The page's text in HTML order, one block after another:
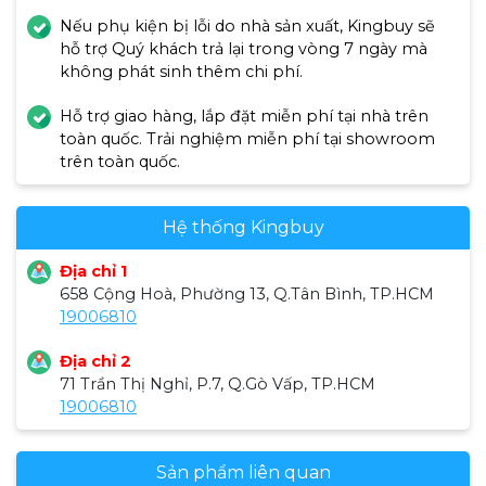
Nếu phụ kiện bị lỗi do nhà sản xuất, Kingbuy sẽ
hỗ trợ Quý khách trả lại trong vòng 7 ngày mà
không phát sinh thêm chi phí.
Hỗ trợ giao hàng, lắp đặt miễn phí tại nhà trên
toàn quốc. Trải nghiệm miễn phí tại showroom
trên toàn quốc.
Hệ thống Kingbuy
Địa chỉ 1
658 Cộng Hoà, Phường 13, Q.Tân Bình, TP.HCM
19006810
Địa chỉ 2
71 Trần Thị Nghỉ, P.7, Q.Gò Vấp, TP.HCM
19006810
Sản phẩm liên quan